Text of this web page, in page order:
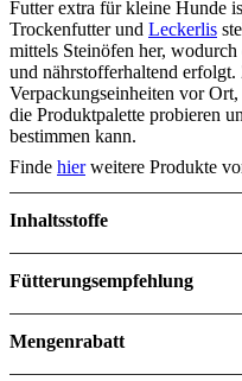
Futter extra für kleine Hunde
Trockenfutter und Leckerlis
mittels Steinöfen her,
und nährstofferhaltend
Verpackungseinheiten vor
die Produktpalette probieren
bestimmen kann.
Finde hierweitere Produkte
Inhaltsstoffe
Menge
Fütterungsempfehlung
1kg
2kg
Mengenrabatt